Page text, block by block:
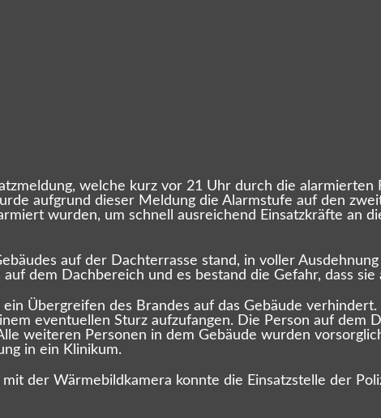
welche kurz vor 21 Uhr durch die alarmierten
aufgrund dieser Meldung die Alarmstufe auf den
wurden, um schnell ausreichend Einsatzkräfte an
auf der Dachterrasse stand, in voller
dem Dachbereich und es bestand die Gefahr, dass sie
Übergreifen des Brandes auf das Gebäude
eventuellen Sturz aufzufangen. Die Person auf dem
weiteren Personen in dem Gebäude wurden
in ein Klinikum.
der Wärmebildkamera konnte die Einsatzstelle der